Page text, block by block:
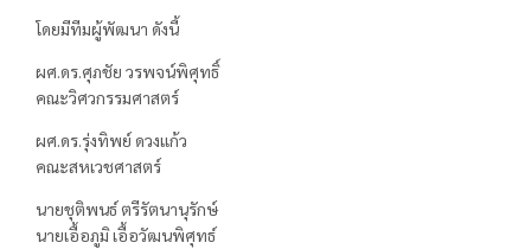
โดยมีทีมผู้พัฒนา ดังนี้
ผศ.ดร.ศุภชัย วรพจน์พิศุทธิ์
คณะวิศวกรรมศาสตร์
ผศ.ดร.รุ่งทิพย์ ดวงแก้ว
คณะสหเวชศาสตร์
นายชุติพนธ์ ตรีรัตนานุรักษ์
นายเอื้อภูมิ เอื้อวัฒนพิศุทธ์